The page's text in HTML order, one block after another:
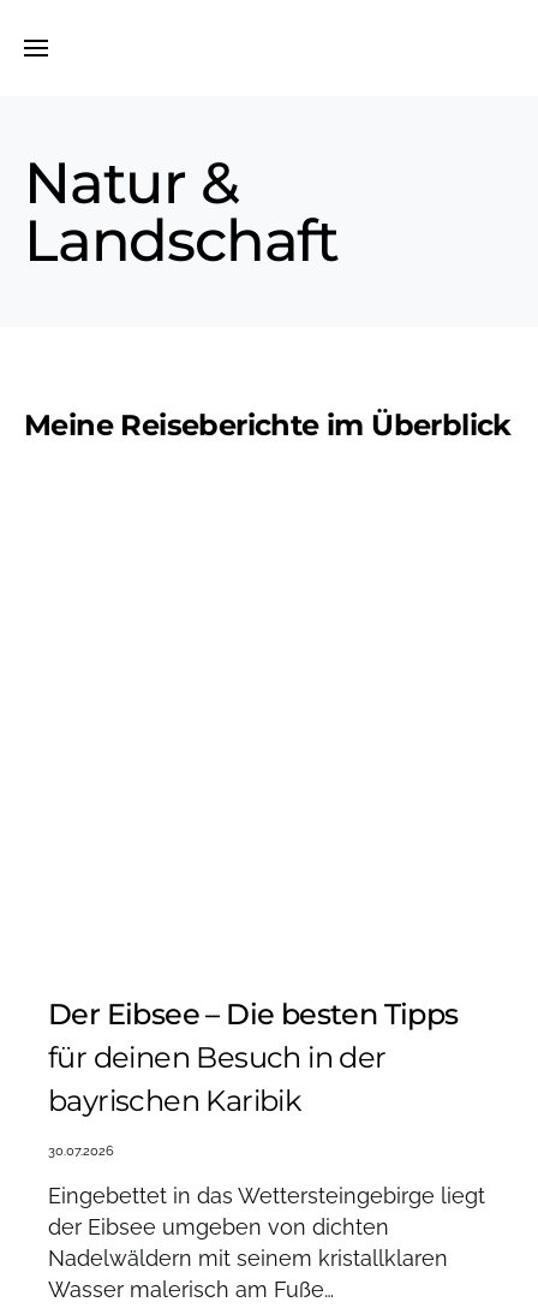
Natur &
Landschaft
Meine Reiseberichte im Überblick
Der Eibsee – Die besten Tipps
für deinen Besuch in der
bayrischen Karibik
30.07.2026
Eingebettet in das Wettersteingebirge liegt
der Eibsee umgeben von dichten
Nadelwäldern mit seinem kristallklaren
Wasser malerisch am Fuße…